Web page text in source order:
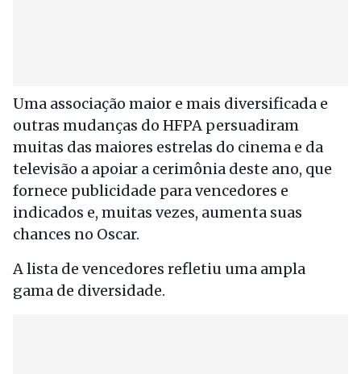
Uma associação maior e mais diversificada e
outras mudanças do HFPA persuadiram
muitas das maiores estrelas do cinema e da
televisão a apoiar a cerimônia deste ano, que
fornece publicidade para vencedores e
indicados e, muitas vezes, aumenta suas
chances no Oscar.
A lista de vencedores refletiu uma ampla
gama de diversidade.